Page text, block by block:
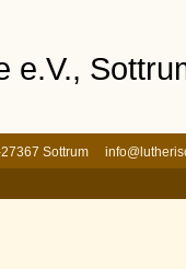
e.V.,
Sottrum